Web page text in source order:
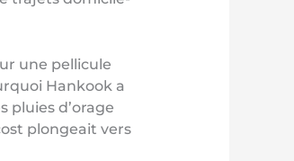
une pellicule
Hankook a
pluies d’orage
plongeait vers